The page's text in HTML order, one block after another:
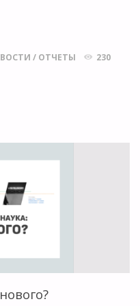
/ ОТЧЕТЫ 230